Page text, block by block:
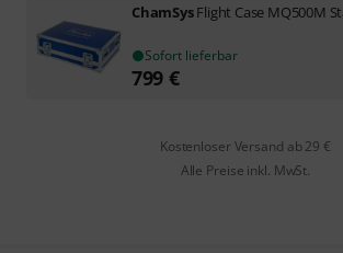
ChamSysFlight Case MQ500M
Sofort lieferbar
799 €
Kostenloser Versand ab 29 €
Alle Preise inkl. MwSt.